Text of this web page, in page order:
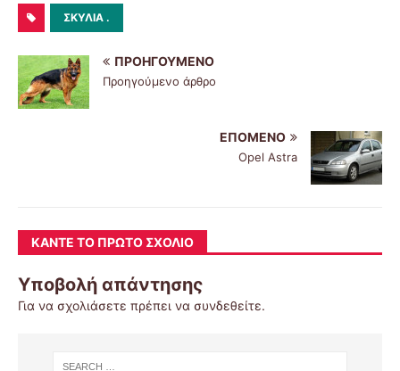
ΣΚΥΛΙΑ .
ΠΡΟΗΓΟΎΜΕΝΟ
Προηγούμενο άρθρο
ΕΠΌΜΕΝΟ
Opel Astra
ΚΆΝΤΕ ΤΟ ΠΡΏΤΟ ΣΧΌΛΙΟ
Υποβολή απάντησης
Για να σχολιάσετε πρέπει να συνδεθείτε.